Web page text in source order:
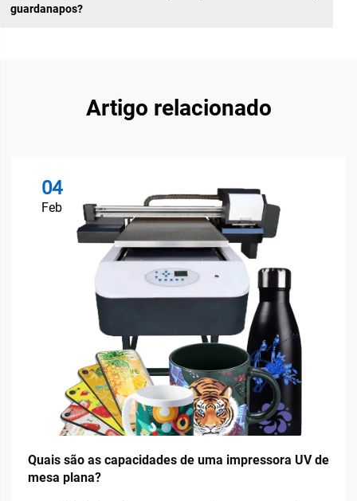
guardanapos?
Artigo relacionado
04
Feb
Quais são as capacidades de uma impressora UV de
mesa plana?